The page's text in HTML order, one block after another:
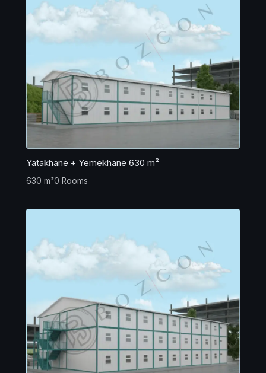
Yatakhane + Yemekhane 630 m²
630 m²0 Rooms